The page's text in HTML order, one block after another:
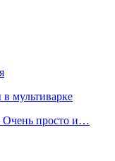
мультиварке
Очень просто и…